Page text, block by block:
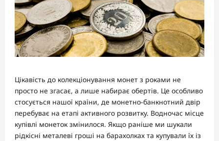
Цікавість до колекціонування монет з роками не
просто не згасає, а лише набирає обертів. Це особливо
стосується нашої країни, де монетно-банкнотний двір
перебуває на етапі активного розвитку. Водночас місце
купівлі монеток змінилося. Якщо раніше ми шукали
рідкісні металеві гроші на барахолках та купували їх із